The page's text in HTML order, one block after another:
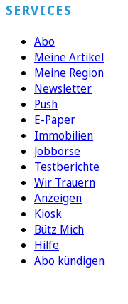
SERVICES
Abo
Meine Artikel
Meine Region
Newsletter
Push
E-Paper
Immobilien
Jobbörse
Testberichte
Wir Trauern
Anzeigen
Kiosk
Bütz Mich
Hilfe
Abo kündigen